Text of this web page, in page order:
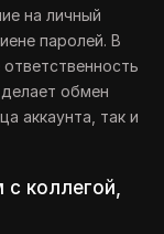
на личный
паролей. В
обмен
аккаунта, так и
коллегой,